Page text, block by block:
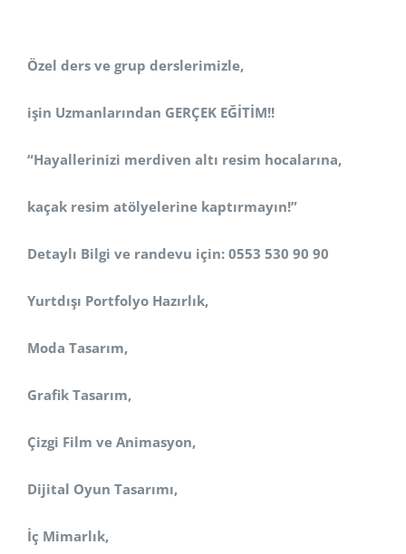
Özel ders ve grup derslerimizle,
işin Uzmanlarından GERÇEK EĞİTİM!!
“Hayallerinizi merdiven altı resim hocalarına,
kaçak resim atölyelerine kaptırmayın!”
Detaylı Bilgi ve randevu için: 0553 530 90 90
Yurtdışı Portfolyo Hazırlık,
Moda Tasarım,
Grafik Tasarım,
Çizgi Film ve Animasyon,
Dijital Oyun Tasarımı,
İç Mimarlık,